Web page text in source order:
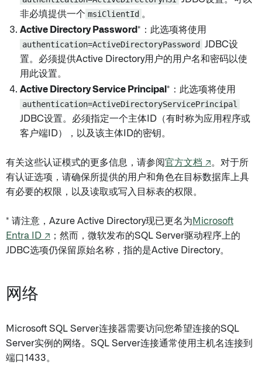
非必填提供一个 msiClientId 。
Active Directory Password*：此选项将使用
authentication=ActiveDirectoryPassword
JDBC设
置。必须提供Active Directory用户的用户名和密码以使
用此设置。
Active Directory Service Principal *：此选项将使用
authentication=ActiveDirectoryServicePrincipal
JDBC设置。必须指定一个主体ID（有时称为应用程序或
客户端ID），以及该主体ID的密钥。
有关这些认证模式的更多信息，请参阅官方文档 ↗。对于所
有认证选项，请确保所提供的用户和角色在目标数据库上具
有必要的权限，以及读取或写入目标表的权限。
* 请注意，Azure Active Directory现已更名为 Microsoft
Entra ID ↗ ；然而，微软发布的SQL Server驱动程序上的
JDBC选项仍保留原始名称，指的是Active Directory。
网络
Microsoft SQL Server连接器需要访问您希望连接的SQL
Server实例的网络。SQL Server连接通常使用主机名连接到
端口1433。